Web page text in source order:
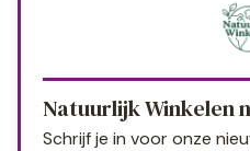
Natuurlijk Winkelen
Schrijf je in voor onze